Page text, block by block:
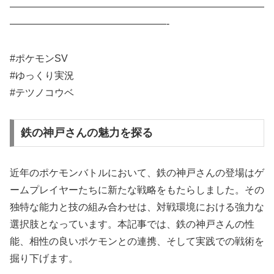
——————————————————————————
————————————————-
#ポケモンSV
#ゆっくり実況
#テツノコウベ
鉄の神戸さんの魅力を探る
近年のポケモンバトルにおいて、鉄の神戸さんの登場はゲ
ームプレイヤーたちに新たな戦略をもたらしました。その
独特な能力と技の組み合わせは、対戦環境における強力な
選択肢となっています。本記事では、鉄の神戸さんの性
能、相性の良いポケモンとの連携、そして実践での戦術を
掘り下げます。